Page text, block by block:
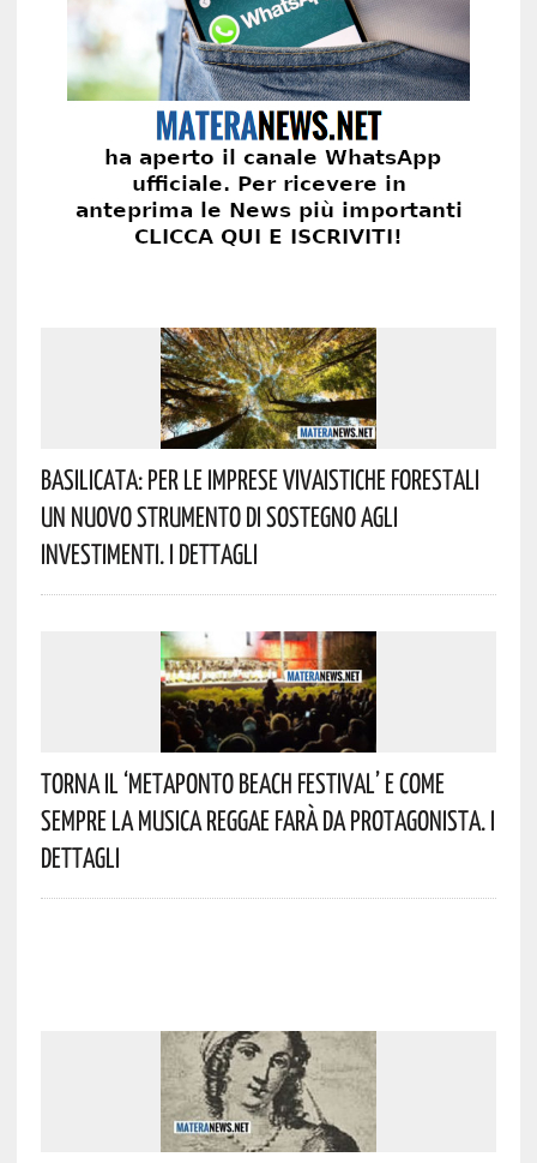
Basilicata: Per Le Imprese Vivaistiche Forestali
Un Nuovo Strumento Di Sostegno Agli
Investimenti. I Dettagli
Torna Il ‘Metaponto Beach Festival’ E Come
Sempre La Musica Reggae Farà Da Protagonista. I
Dettagli